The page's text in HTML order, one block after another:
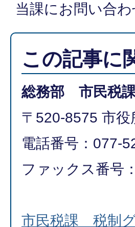
当課にお問い合わ
この記事に
総務部 市民税
〒520-8575 市役
電話番号：077-
ファックス番号
市民税課 税制